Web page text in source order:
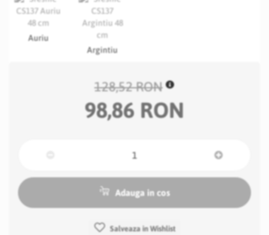
Auriu
Argintiu
128,52 RON
98,86 RON
Adauga in cos
Salveaza in Wishlist